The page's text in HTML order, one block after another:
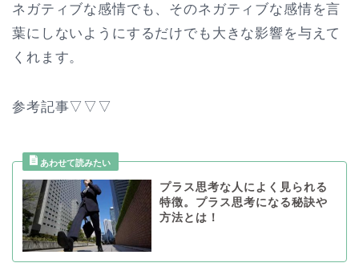
ネガティブな感情でも、そのネガティブな感情を言
葉にしないようにするだけでも大きな影響を与えて
くれます。
参考記事▽▽▽
プラス思考な人によく見られる
特徴。プラス思考になる秘訣や
方法とは！